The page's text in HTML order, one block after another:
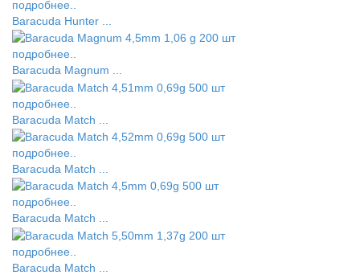
подробнее..
Baracuda Hunter ...
подробнее..
Baracuda Magnum ...
подробнее..
Baracuda Match ...
подробнее..
Baracuda Match ...
подробнее..
Baracuda Match ...
подробнее..
Baracuda Match ...